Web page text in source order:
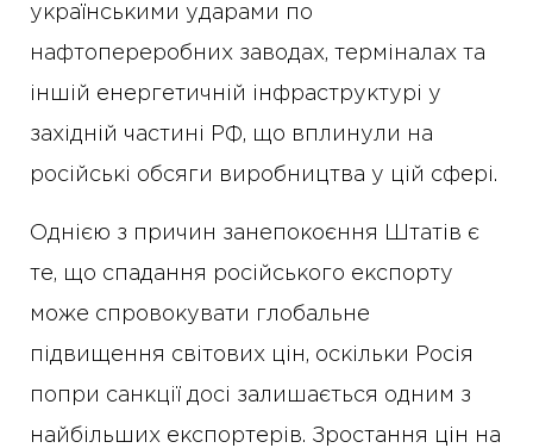
українськими ударами по
нафтопереробних заводах, терміналах та
іншій енергетичній інфраструктурі у
західній частині РФ, що вплинули на
російські обсяги виробництва у цій сфері.
Однією з причин занепокоєння Штатів є
те, що спадання російського експорту
може спровокувати глобальне
підвищення світових цін, оскільки Росія
попри санкції досі залишається одним з
найбільших експортерів. Зростання цін на